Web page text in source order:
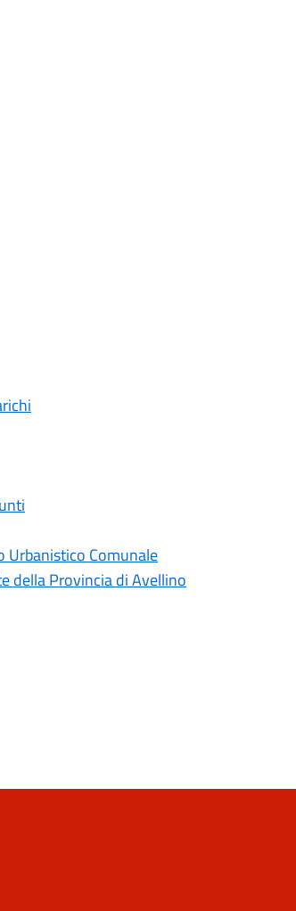
Urbanistico Comunale
della Provincia di Avellino